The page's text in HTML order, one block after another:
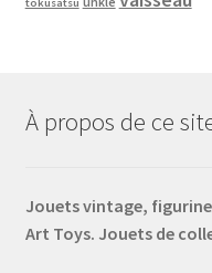
tokusatsu
À propos de ce
Jouets vintage,
Art Toys. Jouets de